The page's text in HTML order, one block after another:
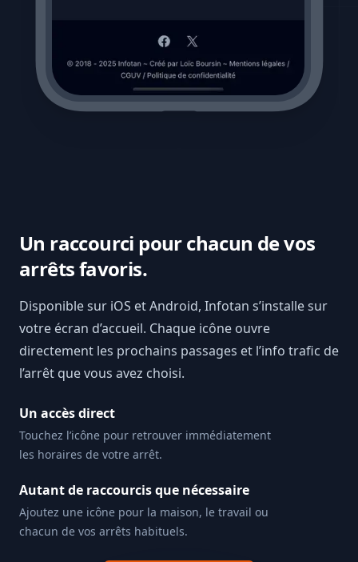
Un raccourci pour chacun de vos
arrêts favoris.
Disponible sur iOS et Android, Infotan s’installe sur
votre écran d’accueil. Chaque icône ouvre
directement les prochains passages et l’info trafic de
l’arrêt que vous avez choisi.
Un accès direct
Touchez l’icône pour retrouver immédiatement
les horaires de votre arrêt.
Autant de raccourcis que nécessaire
Ajoutez une icône pour la maison, le travail ou
chacun de vos arrêts habituels.